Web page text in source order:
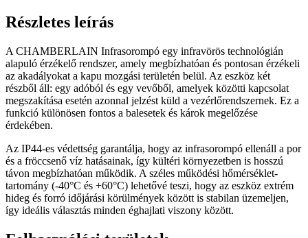
Részletes leírás
A CHAMBERLAIN Infrasorompó egy infravörös technológián
alapuló érzékelő rendszer, amely megbízhatóan és pontosan érzékeli
az akadályokat a kapu mozgási területén belül. Az eszköz két
részből áll: egy adóból és egy vevőből, amelyek közötti kapcsolat
megszakítása esetén azonnal jelzést küld a vezérlőrendszernek. Ez a
funkció különösen fontos a balesetek és károk megelőzése
érdekében.
Az IP44-es védettség garantálja, hogy az infrasorompó ellenáll a por
és a fröccsenő víz hatásainak, így kültéri környezetben is hosszú
távon megbízhatóan működik. A széles működési hőmérséklet-
tartomány (-40°C és +60°C) lehetővé teszi, hogy az eszköz extrém
hideg és forró időjárási körülmények között is stabilan üzemeljen,
így ideális választás minden éghajlati viszony között.